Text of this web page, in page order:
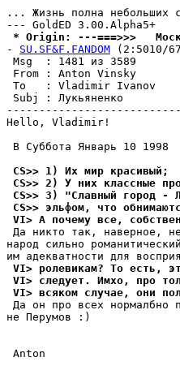
... Жизнь полна небольших
* Origin: ---===>>>
- SU.SF&F.FANDOM
Msg  :
From : Anton Vinsky
To   : Vladimir
Subj :
Hello, Vladimir!
В Cyббoтa Янвapь 10
CS>> 1) Их мир кpаcивый;
CS>> 2) У них клаccные
CS>> 3) "Славный город -
CS>> эльфом, что
VI> А почему все,
Да никто так, наверное,
народ сильно
VI> ролевикам? То есть,
VI> следует. Имхо, про
VI> всяком случае, они
Да он про всех нормалбно
не Перумов :)
Anton